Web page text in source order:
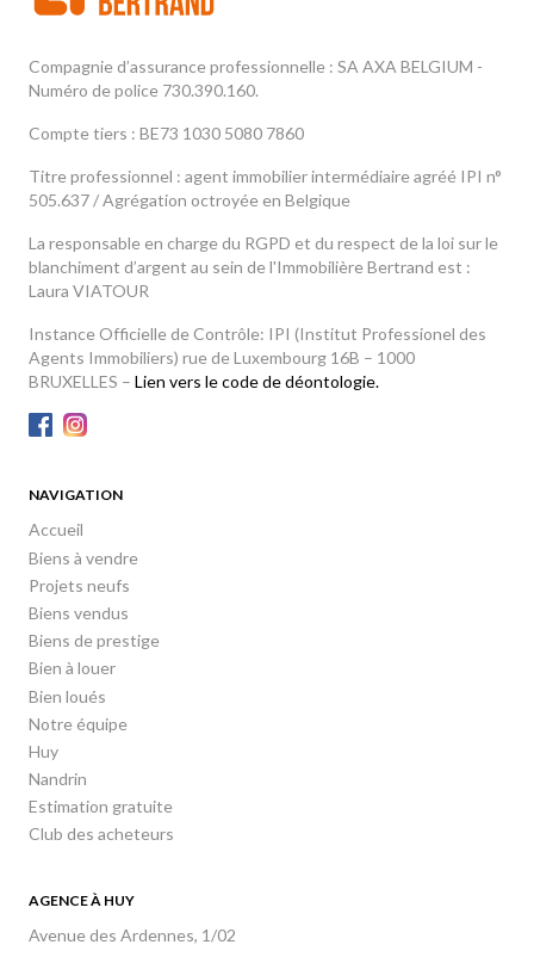
Compagnie d’assurance professionnelle : SA AXA BELGIUM -
Numéro de police 730.390.160.
Compte tiers : BE73 1030 5080 7860
Titre professionnel : agent immobilier intermédiaire agréé IPI n°
505.637 / Agrégation octroyée en Belgique
La responsable en charge du RGPD et du respect de la loi sur le
blanchiment d’argent au sein de l'Immobilière Bertrand est :
Laura VIATOUR
Instance Officielle de Contrôle: IPI (Institut Professionel des
Agents Immobiliers) rue de Luxembourg 16B – 1000
BRUXELLES – Lien vers le code de déontologie.
NAVIGATION
Accueil
Biens à vendre
Projets neufs
Biens vendus
Biens de prestige
Bien à louer
Bien loués
Notre équipe
Huy
Nandrin
Estimation gratuite
Club des acheteurs
AGENCE À HUY
Avenue des Ardennes, 1/02